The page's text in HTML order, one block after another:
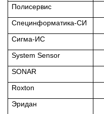
Полисервис
Специнформатика-СИ
Сигма-ИС
System Sensor
SONAR
Roxton
Эридан